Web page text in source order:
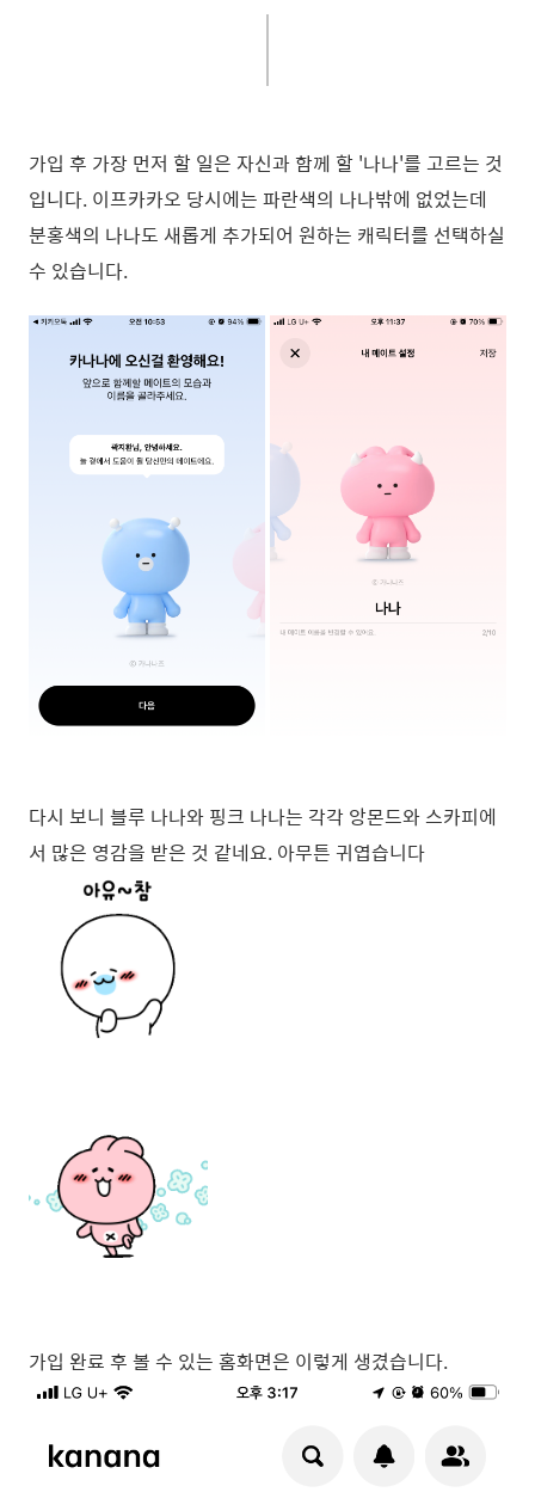
가입 후 가장 먼저 할 일은 자신과 함께 할 '나나'를 고르는 것
입니다. 이프카카오 당시에는 파란색의 나나밖에 없었는데
분홍색의 나나도 새롭게 추가되어 원하는 캐릭터를 선택하실
수 있습니다.
다시 보니 블루 나나와 핑크 나나는 각각 앙몬드와 스카피에
서 많은 영감을 받은 것 같네요. 아무튼 귀엽습니다
가입 완료 후 볼 수 있는 홈화면은 이렇게 생겼습니다.